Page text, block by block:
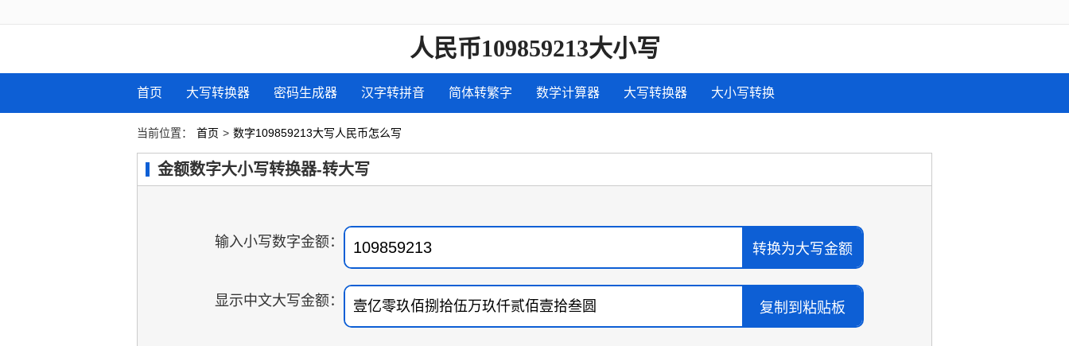
人民币109859213大小写
首页 大写转换器 密码生成器 汉字转拼音 简体转繁字 数学计算器 大写转换器 大小写转换
当前位置： 首页 > 数字109859213大写人民币怎么写
金额数字大小写转换器-转大写
输入小写数字金额：
显示中文大写金额：